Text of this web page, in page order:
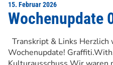
15. Februar 2026
Wochenupdate
Transkript & Links
Wochenupdate!